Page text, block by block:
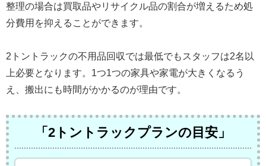
整理の場合は買取品やリサイクル品の割合が増えるため処
分費用を抑えることができます。
2トントラックの不用品回収では最低でもスタッフは2名以
上必要となります。1つ1つの家具や家電が大きくなるう
え、搬出にも時間がかかるのが理由です。
「2トントラックプランの目安」